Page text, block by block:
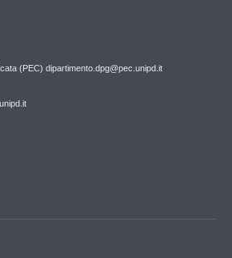
(PEC) dipartimento.dpg@pec.unipd.it